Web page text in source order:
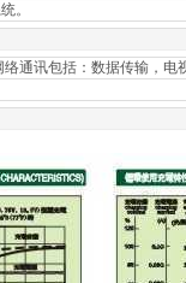
。
络通讯包括：数据传输，电